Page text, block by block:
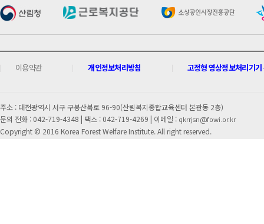
이용약관 개인정보처리방침 고정형 영상정보처리기기
주소 : 대전광역시 서구 구봉산북로 96-90(산림복지종합교육센터 본관동 2층)
문의 전화 : 042-719-4348 | 팩스 : 042-719-4269 | 이메일 : qkrrjsn@fowi.or.kr
Copyright © 2016 Korea Forest Welfare Institute. All right reserved.